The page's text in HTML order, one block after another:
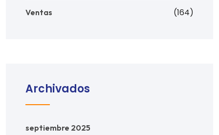
Ventas (164)
Archivados
septiembre 2025